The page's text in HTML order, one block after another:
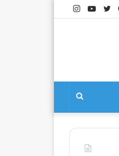
انستقراميوتيوبتويتر
فيسبوك
بحث
عن